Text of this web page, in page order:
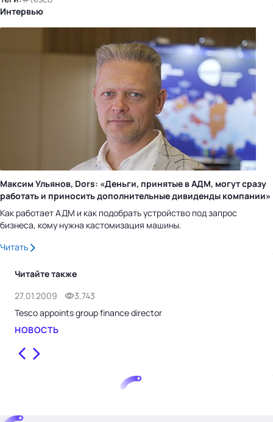
Интервью
Максим Ульянов, Dors: «Деньги, принятые в АДМ, могут сразу
работать и приносить дополнительные дивиденды компании»
Как работает АДМ и как подобрать устройство под запрос
бизнеса, кому нужна кастомизация машины.
Читать
Читайте также
27.01.2009
3,743
Tesco appoints group finance director
НОВОСТЬ